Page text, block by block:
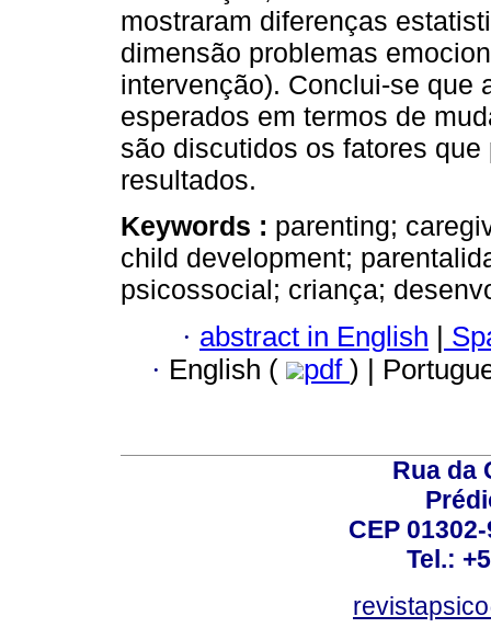
mostraram diferenças
dimensão problemas
intervenção). Conclui-se que
esperados em termos de
são discutidos os fatores
resultados.
Keywords : parenting;
child development;
psicossocial; criança;
· abstract in English |
· English ( pdf ) |
Rua da
CEP
Tel.: